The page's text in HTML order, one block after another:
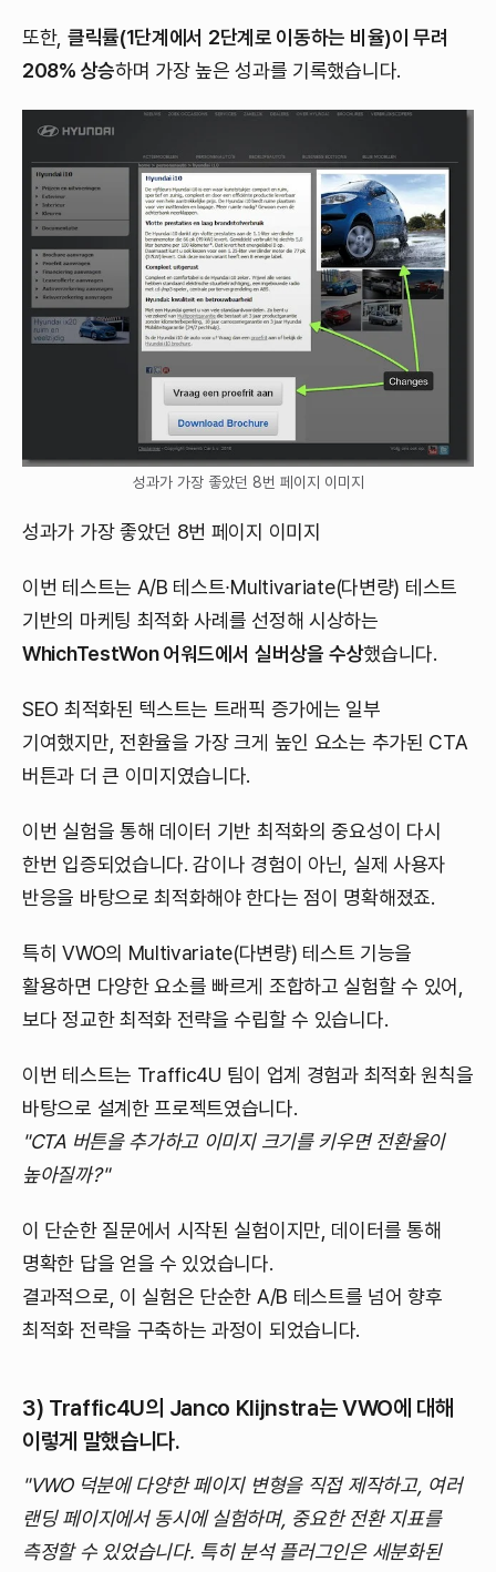
또한, 클릭률(1단계에서 2단계로 이동하는 비율)이 무려
208% 상승하며 가장 높은 성과를 기록했습니다.
성과가 가장 좋았던 8번 페이지 이미지
성과가 가장 좋았던 8번 페이지 이미지
이번 테스트는 A/B 테스트∙Multivariate(다변량) 테스트
기반의 마케팅 최적화 사례를 선정해 시상하는
WhichTestWon 어워드에서 실버상을 수상했습니다.
SEO 최적화된 텍스트는 트래픽 증가에는 일부
기여했지만, 전환율을 가장 크게 높인 요소는 추가된 CTA
버튼과 더 큰 이미지였습니다.
이번 실험을 통해 데이터 기반 최적화의 중요성이 다시
한번 입증되었습니다. 감이나 경험이 아닌, 실제 사용자
반응을 바탕으로 최적화해야 한다는 점이 명확해졌죠.
특히 VWO의 Multivariate(다변량) 테스트 기능을
활용하면 다양한 요소를 빠르게 조합하고 실험할 수 있어,
보다 정교한 최적화 전략을 수립할 수 있습니다.
이번 테스트는 Traffic4U 팀이 업계 경험과 최적화 원칙을
바탕으로 설계한 프로젝트였습니다.
"CTA 버튼을 추가하고 이미지 크기를 키우면 전환율이
높아질까?"
이 단순한 질문에서 시작된 실험이지만, 데이터를 통해
명확한 답을 얻을 수 있었습니다.
결과적으로, 이 실험은 단순한 A/B 테스트를 넘어 향후
최적화 전략을 구축하는 과정이 되었습니다.
3) Traffic4U의 Janco Klijnstra는 VWO에 대해
이렇게 말했습니다.
"VWO 덕분에 다양한 페이지 변형을 직접 제작하고, 여러
랜딩 페이지에서 동시에 실험하며, 중요한 전환 지표를
측정할 수 있었습니다. 특히 분석 플러그인은 세분화된